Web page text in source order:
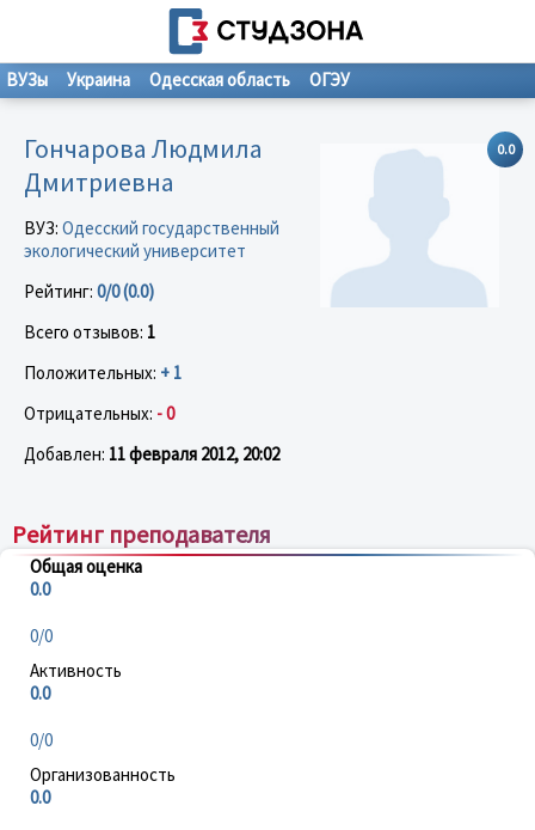
ВУЗы Украина Одесская область ОГЭУ
0.0
Гончарова Людмила
Дмитриевна
ВУЗ: Одесский государственный
экологический университет
Рейтинг: 0/0 (0.0)
Всего отзывов: 1
Положительных: + 1
Отрицательных: - 0
Добавлен: 11 февраля 2012, 20:02
Рейтинг преподавателя
Общая оценка
0.0
0/0
Активность
0.0
0/0
Организованность
0.0